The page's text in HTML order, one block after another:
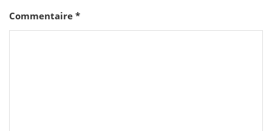
Commentaire *